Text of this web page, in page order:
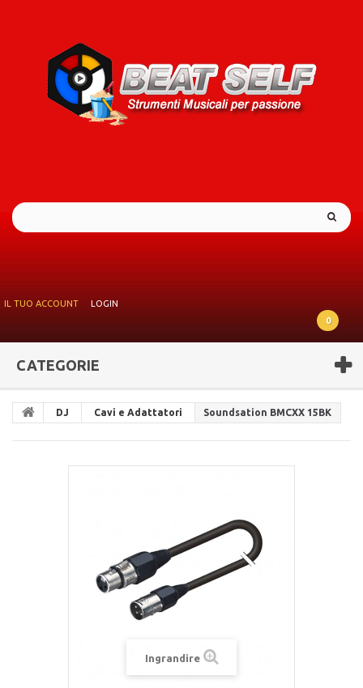
IL TUO ACCOUNT
LOGIN
0
CATEGORIE
DJ Cavi e Adattatori Soundsation BMCXX 15BK
Ingrandire